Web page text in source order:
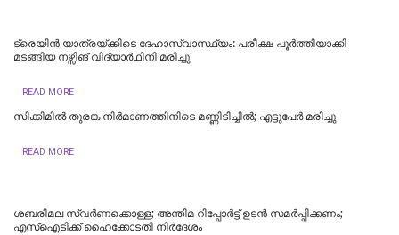
ട്രെയിൻ യാത്രയ്ക്കിടെ ദേഹാസ്വാസ്ഥ്യം: പരീക്ഷ പൂർത്തിയാക്കി
മടങ്ങിയ നഴ്സിങ് വിദ്യാർഥിനി മരിച്ചു
READ MORE
സിക്കിമിൽ തുരങ്ക നിർമാണത്തിനിടെ മണ്ണിടിച്ചിൽ; എട്ടുപേർ മരിച്ചു
READ MORE
ശബരിമല സ്വര്‍ണക്കൊള്ള; അന്തിമ റിപ്പോര്‍ട്ട് ഉടന്‍ സമര്‍പ്പിക്കണം;
എസ്‌ഐടിക്ക് ഹൈക്കോടതി നിര്‍ദേശം